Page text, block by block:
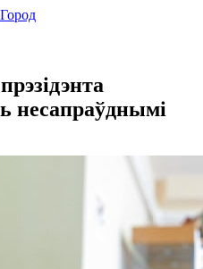
несапраўднымі